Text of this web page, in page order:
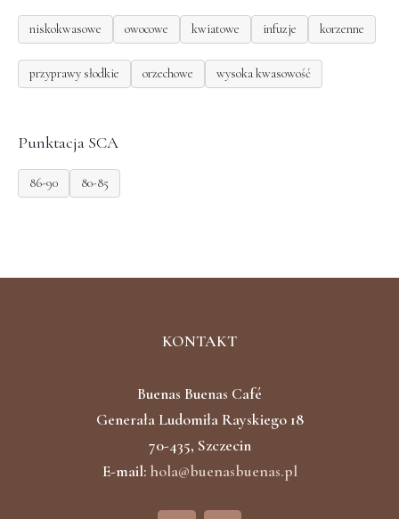
niskokwasowe owocowe kwiatowe infuzje korzenne
przyprawy słodkie orzechowe wysoka kwasowość
Punktacja SCA
86-90 80-85
KONTAKT
Buenas Buenas Café
Generała Ludomiła Rayskiego 18
70-435, Szczecin
E-mail: hola@buenasbuenas.pl
F
I